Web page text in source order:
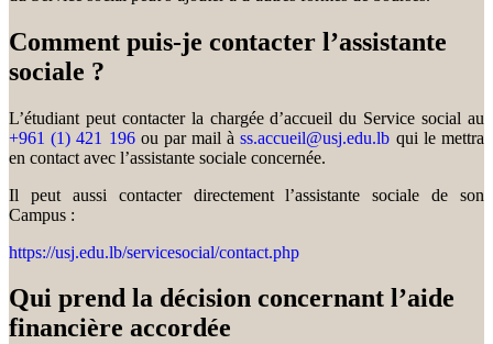
Comment puis-je contacter l’assistante
sociale ?
L’étudiant peut contacter la chargée d’accueil du Service social au
+961 (1) 421 196ou par mail àss.accueil@usj.edu.lb qui le mettra
en contact avec l’assistante sociale concernée.
Il peut aussi contacter directement l’assistante sociale de son
Campus :
https://usj.edu.lb/servicesocial/contact.php
Qui prend la décision concernant l’aide
financière accordée